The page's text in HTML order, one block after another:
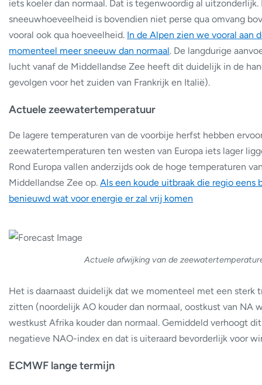
iets koeler dan normaal. Dat is tegenwoordig al uitzonderlijk.
sneeuwhoeveelheid is bovendien niet perse qua omvang
vooral ook qua hoeveelheid. In de Alpen zien we vooral aan
momenteel meer sneeuw dan normaal. De langdurige
lucht vanaf de Middellandse Zee heeft dit duidelijk in de
gevolgen voor het zuiden van Frankrijk en Italië).
Actuele zeewatertemperatuur
De lagere temperaturen van de voorbije herfst hebben
zeewatertemperaturen ten westen van Europa iets lager
Rond Europa vallen anderzijds ook de hoge temperaturen
Middellandse Zee op. Als een koude uitbraak die regio eens
benieuwd wat voor energie er zal vrij komen
Actuele afwijking van de
Het is daarnaast duidelijk dat we momenteel met een sterk
zitten (noordelijk AO kouder dan normaal, oostkust van NA
westkust Afrika kouder dan normaal. Gemiddeld verhoogt
negatieve NAO-index en dat is uiteraard bevorderlijk voor
ECMWF lange termijn